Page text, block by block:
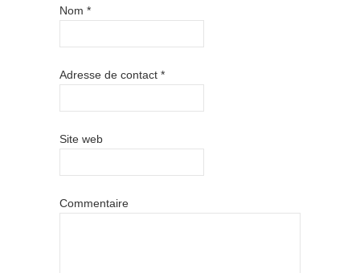
Nom *
Adresse de contact *
Site web
Commentaire